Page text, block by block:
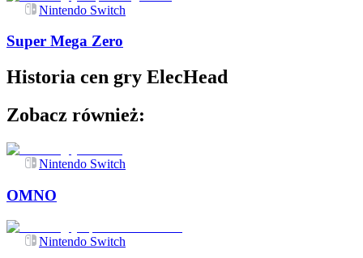
Nintendo Switch
Super Mega Zero
Historia cen gry ElecHead
Zobacz również:
Nintendo Switch
OMNO
Nintendo Switch